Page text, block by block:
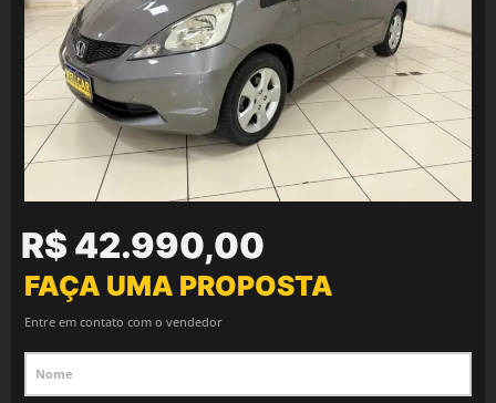
R$ 42.990,00
FAÇA UMA PROPOSTA
Entre em contato com o vendedor